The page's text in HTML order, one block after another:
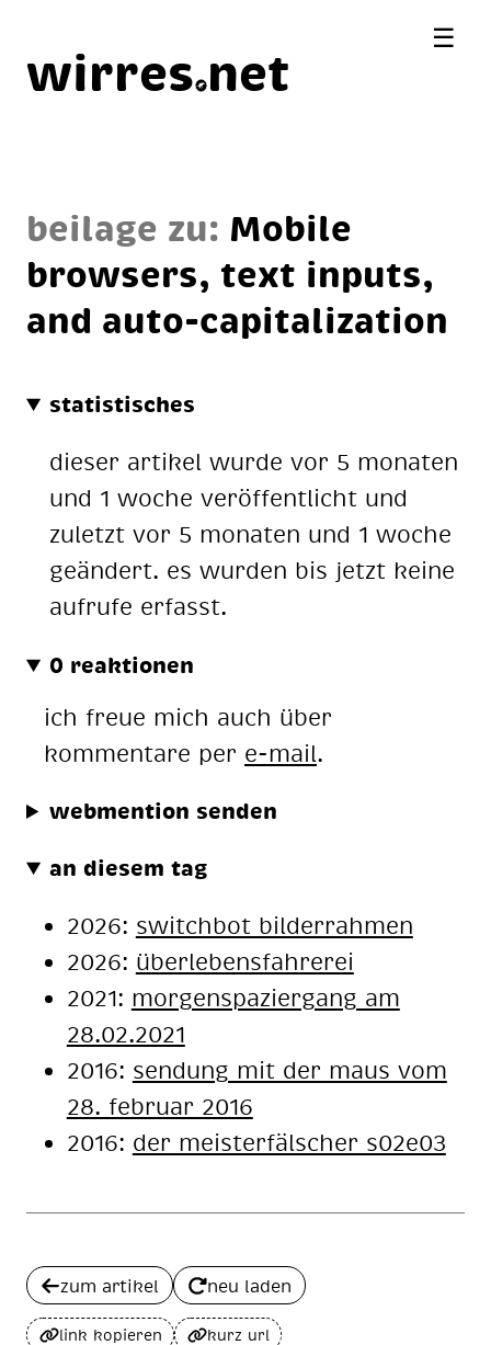
wirres net
beilage zu: Mo­bi­le
brow­sers, text in­puts,
and au­to-ca­pi­ta­liza­ti­on
statistisches
dieser artikel wurde vor 5 monaten
und 1 woche veröffentlicht und
zuletzt vor 5 monaten und 1 woche
geändert. es wurden bis jetzt keine
aufrufe erfasst.
0 reaktionen
ich freue mich auch über
kommentare per e-mail.
webmention senden
an diesem tag
2026: switchbot bilderrahmen
2026: überlebensfahrerei
2021: morgenspaziergang am
28.02.2021
2016: sendung mit der maus vom
28. februar 2016
2016: der meisterfälscher s02e03
zum artikel neu laden
link kopieren kurz url
☰